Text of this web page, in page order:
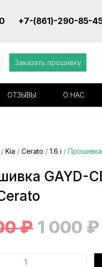
+7-(861)-290-85-
Заказать прошивку
ОТЗЫВЫ О НАС
/ Kia / Cerato / 1.6 i / Прошивка
GAYD-
₽ 1 000 ₽